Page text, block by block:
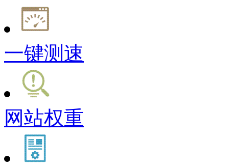
一键测速
网站权重